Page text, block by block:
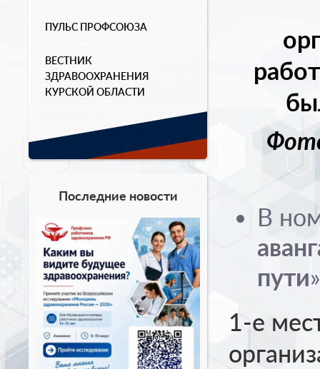
ПУЛЬС ПРОФСОЮЗА
ВЕСТНИК
ЗДРАВООХРАНЕНИЯ
КУРСКОЙ ОБЛАСТИ
Последние новости
В
пути»
1-е